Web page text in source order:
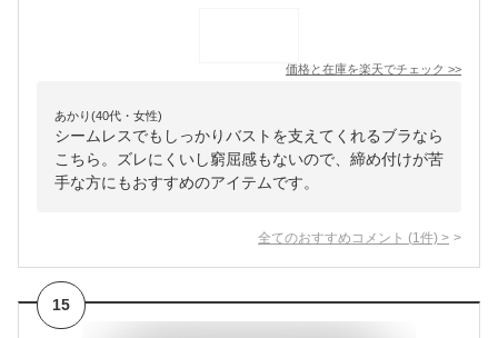
価格と在庫を楽天でチェック >>
あかり(40代・女性)
シームレスでもしっかりバストを支えてくれるブラなら
こちら。ズレにくいし窮屈感もないので、締め付けが苦
手な方にもおすすめのアイテムです。
全てのおすすめコメント (1 件) >
15